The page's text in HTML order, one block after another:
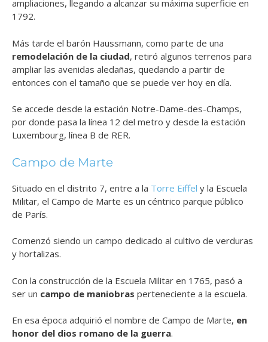
ampliaciones, llegando a alcanzar su máxima superficie en
1792.
Más tarde el barón Haussmann, como parte de una
remodelación de la ciudad, retiró algunos terrenos para
ampliar las avenidas aledañas, quedando a partir de
entonces con el tamaño que se puede ver hoy en día.
Se accede desde la estación Notre-Dame-des-Champs,
por donde pasa la línea 12 del metro y desde la estación
Luxembourg, línea B de RER.
Campo de Marte
Situado en el distrito 7, entre a la Torre Eiffel y la Escuela
Militar, el Campo de Marte es un céntrico parque público
de París.
Comenzó siendo un campo dedicado al cultivo de verduras
y hortalizas.
Con la construcción de la Escuela Militar en 1765, pasó a
ser un campo de maniobras perteneciente a la escuela.
En esa época adquirió el nombre de Campo de Marte, en
honor del dios romano de la guerra.